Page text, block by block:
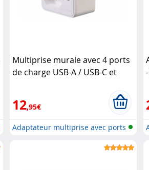
Multiprise murale avec 4 ports
de charge USB-A / USB-C et
12,95€
Adaptateur multiprise avec ports